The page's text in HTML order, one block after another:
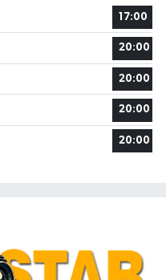
17:00
20:00
20:00
20:00
20:00